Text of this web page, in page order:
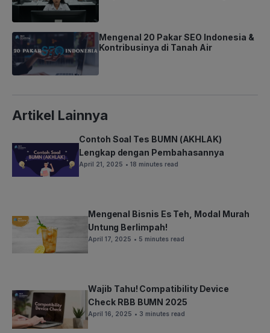
Mengenal 20 Pakar SEO Indonesia &
Kontribusinya di Tanah Air
Artikel Lainnya
Contoh Soal Tes BUMN (AKHLAK)
Lengkap dengan Pembahasannya
April 21, 2025 • 18 minutes read
Mengenal Bisnis Es Teh, Modal Murah
Untung Berlimpah!
April 17, 2025 • 5 minutes read
Wajib Tahu! Compatibility Device
Check RBB BUMN 2025
April 16, 2025 • 3 minutes read